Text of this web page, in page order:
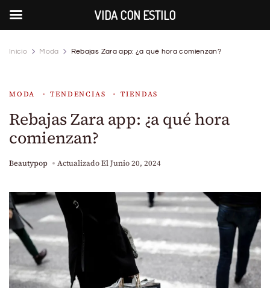
Inicio Moda Rebajas Zara app: ¿a qué hora comienzan?
MODA TENDENCIAS TIENDAS
Rebajas Zara app: ¿a qué hora
comienzan?
Beautypop Actualizado ElJunio 20, 2024
VIDA CON ESTILO